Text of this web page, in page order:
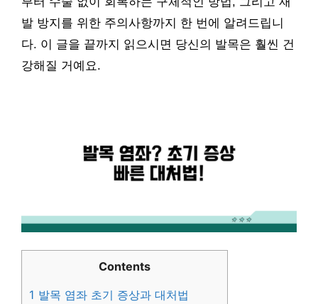
발 방지를 위한 주의사항까지 한 번에 알려드립니
다. 이 글을 끝까지 읽으시면 당신의 발목은 훨씬 건
강해질 거예요.
Contents
1 발목 염좌 초기 증상과 대처법